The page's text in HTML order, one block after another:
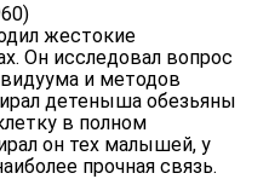
жестокие
Он исследовал вопрос
и методов
детеныша обезьяны
в полном
он тех малышей, у
прочная связь.